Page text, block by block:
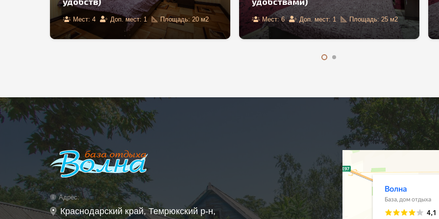
Мест: 6 Доп. мест:1 Площадь:25м2 Мест:5 Доп. мест: 1 Площадь:25м2
Адрес:
Краснодарский край, Темрюкский р-н,